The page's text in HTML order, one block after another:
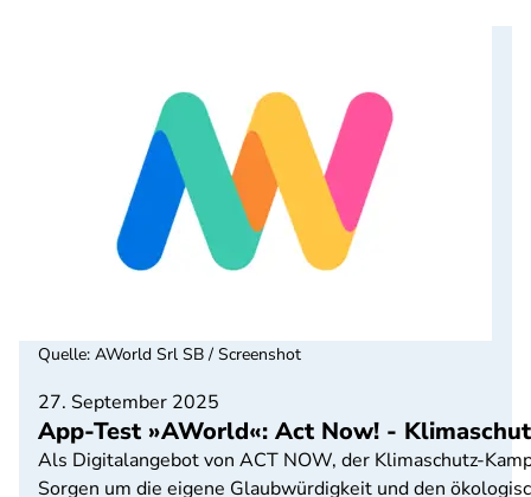
27. September 2025
App-Test »AWorld«: Act Now! -
Als Digitalangebot von ACT NOW, der Klimaschutz-
Sorgen um die eigene Glaubwürdigkeit und den
Quelle: AWorld Srl SB / Screenshot